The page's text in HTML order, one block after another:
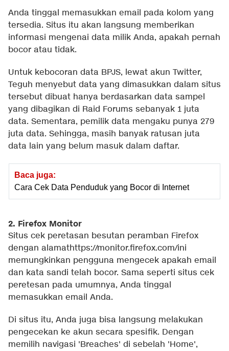
Anda tinggal memasukkan email pada kolom yang
tersedia. Situs itu akan langsung memberikan
informasi mengenai data milik Anda, apakah pernah
bocor atau tidak.
Untuk kebocoran data BPJS, lewat akun Twitter,
Teguh menyebut data yang dimasukkan dalam situs
tersebut dibuat hanya berdasarkan data sampel
yang dibagikan di Raid Forums sebanyak 1 juta
data. Sementara, pemilik data mengaku punya 279
juta data. Sehingga, masih banyak ratusan juta
data lain yang belum masuk dalam daftar.
Baca juga:
Cara Cek Data Penduduk yang Bocor di Internet
2. Firefox Monitor
Situs cek peretasan besutan peramban Firefox
dengan alamathttps://monitor.firefox.com/ini
memungkinkan pengguna mengecek apakah email
dan kata sandi telah bocor. Sama seperti situs cek
peretesan pada umumnya, Anda tinggal
memasukkan email Anda.
Di situs itu, Anda juga bisa langsung melakukan
pengecekan ke akun secara spesifik. Dengan
memilih navigasi 'Breaches' di sebelah 'Home',